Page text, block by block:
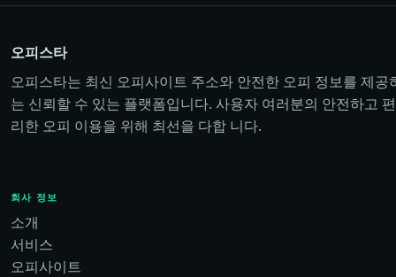
오피스타
오피스타는 최신 오피사이트 주소와 안전한 오피 정보를 제공
는 신뢰할 수 있는 플랫폼입니다. 사용자 여러분의 안전하고 편
리한 오피 이용을 위해 최선을 다합 니다.
회사 정보
소개
서비스
오피사이트